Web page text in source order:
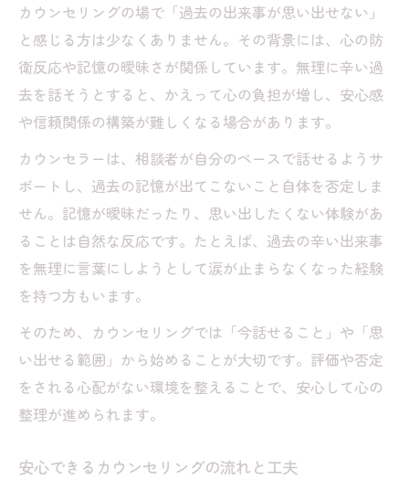
カウンセリングの場で「過去の出来事が思い出せない」
と感じる方は少なくありません。その背景には、心の防
衛反応や記憶の曖昧さが関係しています。無理に辛い過
去を話そうとすると、かえって心の負担が増し、安心感
や信頼関係の構築が難しくなる場合があります。
カウンセラーは、相談者が自分のペースで話せるようサ
ポートし、過去の記憶が出てこないこと自体を否定しま
せん。記憶が曖昧だったり、思い出したくない体験があ
ることは自然な反応です。たとえば、過去の辛い出来事
を無理に言葉にしようとして涙が止まらなくなった経験
を持つ方もいます。
そのため、カウンセリングでは「今話せること」や「思
い出せる範囲」から始めることが大切です。評価や否定
をされる心配がない環境を整えることで、安心して心の
整理が進められます。
安心できるカウンセリングの流れと工夫